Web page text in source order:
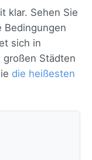
klar. Sehen Sie
Bedingungen
sich in
Städten
die heißesten